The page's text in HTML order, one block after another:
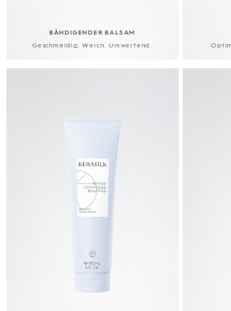
BÄNDIGENDER BALSAM
Geschmeidig. Weich. Umwerfend.